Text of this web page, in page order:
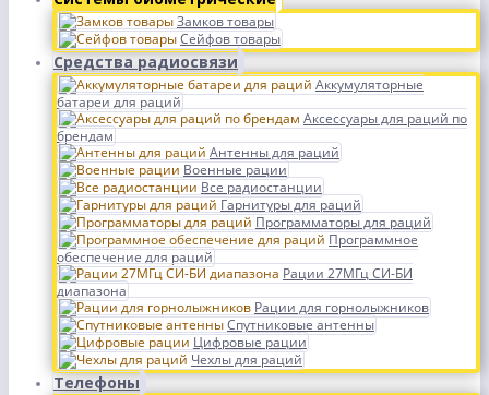
Замков товары
Сейфов товары
Средства радиосвязи
Аккумуляторные
батареи для раций
Аксессуары для раций по
брендам
Антенны для раций
Военные рации
Все радиостанции
Гарнитуры для раций
Программаторы для раций
Программное
обеспечение для раций
Рации 27МГц СИ-БИ
диапазона
Рации для горнолыжников
Спутниковые антенны
Цифровые рации
Чехлы для раций
Телефоны